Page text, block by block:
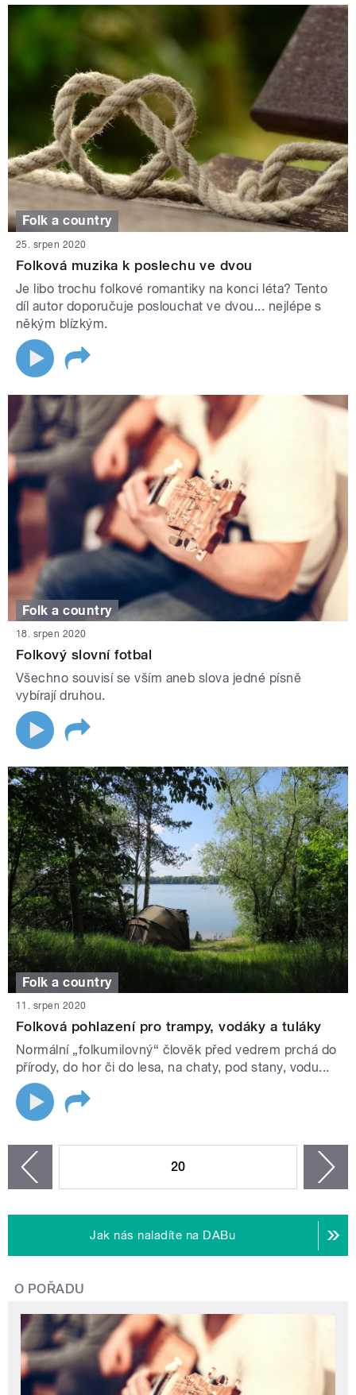
Folk a country
25. srpen 2020
Folková muzika k poslechu ve dvou
Je libo trochu folkové romantiky na konci léta? Tento
díl autor doporučuje poslouchat ve dvou... nejlépe s
někým blízkým.
Folk a country
18. srpen 2020
Folkový slovní fotbal
Všechno souvisí se vším aneb slova jedné písně
vybírají druhou.
Folk a country
11. srpen 2020
Folková pohlazení pro trampy, vodáky a tuláky
Normální „folkumilovný“ člověk před vedrem prchá do
přírody, do hor či do lesa, na chaty, pod stany, vodu...
20
Jak nás naladíte na DABu
O POŘADU